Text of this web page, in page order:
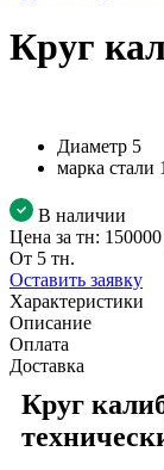
Круг
Диаметр 5
марка стали
В наличии
Цена за тн:
От 5 тн.
Оставить заявку
Характеристики
Описание
Оплата
Доставка
Круг